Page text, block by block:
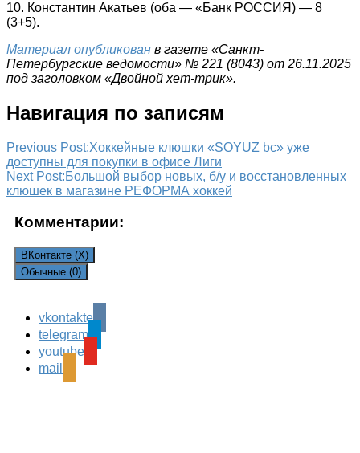
10. Константин Акатьев (оба — «Банк РОССИЯ) — 8
(3+5).
Материал опубликован в газете «Санкт-
Петербургские ведомости» № 221 (8043) от 26.11.2025
под заголовком «Двойной хет-трик».
Навигация по записям
Previous Post:Хоккейные клюшки «SOYUZ bc» уже
доступны для покупки в офисе Лиги
Next Post:Большой выбор новых, б/у и восстановленных
клюшек в магазине РЕФОРМА хоккей
Комментарии:
ВКонтакте (X)
Обычные (0)
Leave a Reply
Ваш адрес email не будет опубликован.
поля помечены
vkontakte
telegram
youtube
mail